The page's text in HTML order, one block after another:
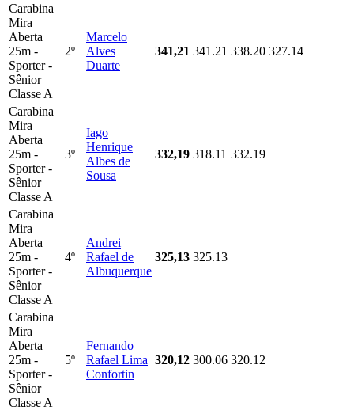
Carabina
Mira
Aberta
25m -
Sporter -
Sênior
Classe A
2º
Marcelo
Alves
Duarte
341,21 341.21 338.20 327.14
Carabina
Mira
Aberta
25m -
Sporter -
Sênior
Classe A
3º
Iago
Henrique
Albes de
Sousa
332,19 318.11 332.19
Carabina
Mira
Aberta
25m -
Sporter -
Sênior
Classe A
4º
Andrei
Rafael de
Albuquerque
325,13 325.13
Carabina
Mira
Aberta
25m -
Sporter -
Sênior
Classe A
5º
Fernando
Rafael Lima
Confortin
320,12 300.06 320.12